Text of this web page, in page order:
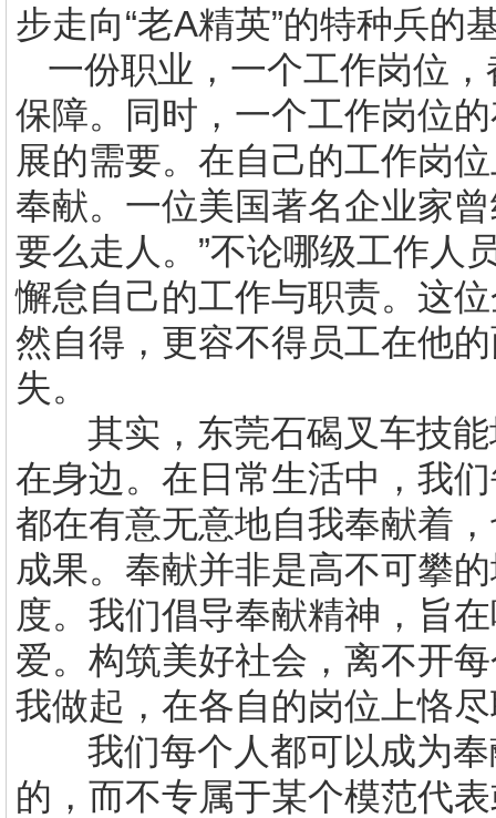
步走向“老A精英”的特种兵的
一份职业，一个工作岗位
保障。同时，一个工作岗位
展的需要。在自己的工作岗
奉献。一位美国著名企业家
要么走人。”不论哪级工作人
懈怠自己的工作与职责。这
然自得，更容不得员工在他
失。
其实， 东莞石碣叉车技
在身边。在日常生活中，我
都在有意无意地自我奉献着
成果。奉献并非是高不可攀
度。我们倡导奉献精神，旨
爱。构筑美好社会，离不开
我做起，在各自的岗位上恪
我们每个人都可以成为
的，而不专属于某个模范代